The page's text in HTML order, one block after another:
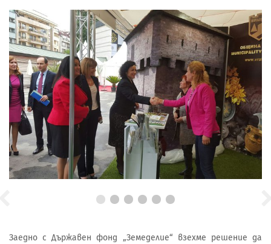
Заедно с Държавен фонд „Земеделие“ взехме решение да